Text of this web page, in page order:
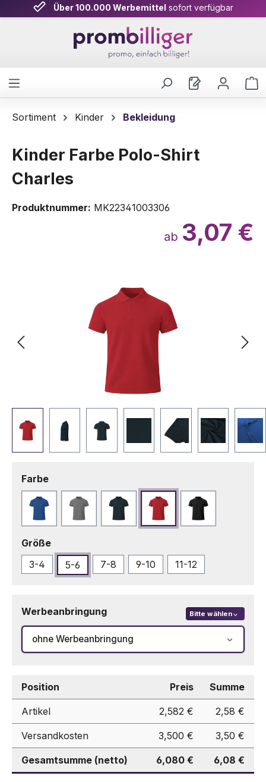
Zum Hauptinhalt springen
Über 100.000 Werbemittel sofort verfügbar
Sortiment Kinder Bekleidung
Kinder Farbe Polo-Shirt
Charles
Produktnummer: MK22341003306
ab 3,07 €
Farbeauswählen
Blau Grau MarineblauRot Schwarz
Größeauswählen
3-4
5-6 7-8 9-10 11-12
Werbeanbringung Bitte wählen
ohne Werbeanbringung
Position Preis Summe
Artikel 2,582 € 2,58 €
Versandkosten 3,500 € 3,50 €
Gesamtsumme (netto) 6,080 € 6,08 €